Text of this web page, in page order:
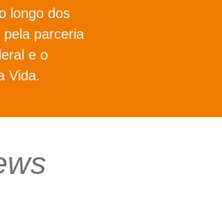
longo dos
parceria
e o
Vida.